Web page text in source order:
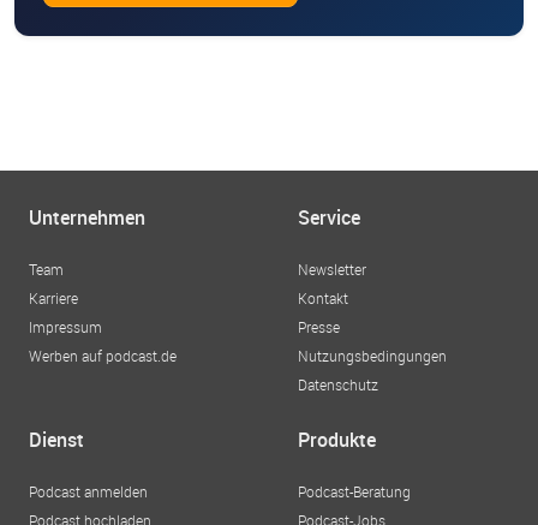
Unternehmen
Team
Karriere
Impressum
Werben auf podcast.de
Service
Newsletter
Kontakt
Presse
Nutzungsbedingungen
Datenschutz
Dienst
Podcast anmelden
Podcast hochladen
Produkte
Podcast-Beratung
Podcast-Jobs